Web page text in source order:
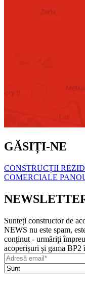
GĂSIȚI-NE
CONSTRUCȚII
COMERCIALE
Sunteți constructor de
NEWS nu este spam,
conținut - urmăriți
acoperișuri și gama BP2